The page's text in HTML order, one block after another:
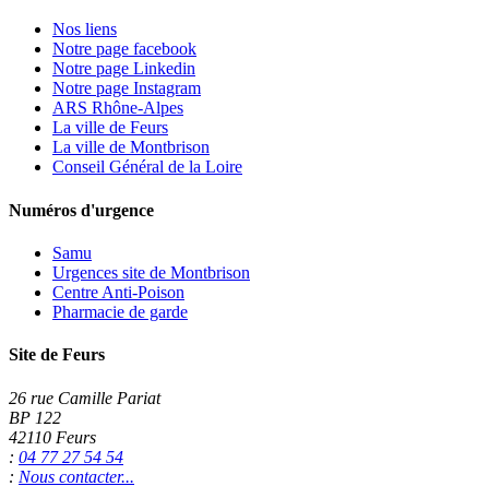
Nos liens
Notre page facebook
Notre page Linkedin
Notre page Instagram
ARS Rhône-Alpes
La ville de Feurs
La ville de Montbrison
Conseil Général de la Loire
Numéros d'urgence
Samu
Urgences site de Montbrison
Centre Anti-Poison
Pharmacie de garde
Site de Feurs
26 rue Camille Pariat
BP 122
42110 Feurs
: 04 77 27 54 54
: Nous contacter...